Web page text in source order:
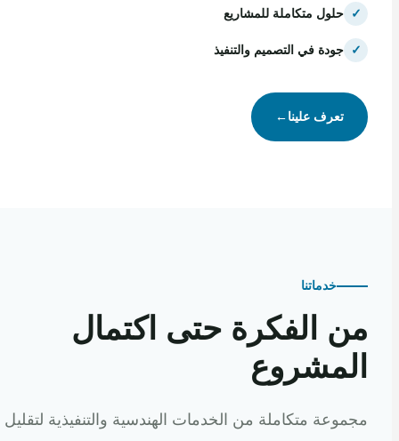
حلول متكاملة للمشاريع
جودة في التصميم والتنفيذ
تعرف علينا←
خدماتنا
الفكرة حتى اكتمال
متكاملة من الخدمات الهندسية والتنفيذية لتقليل